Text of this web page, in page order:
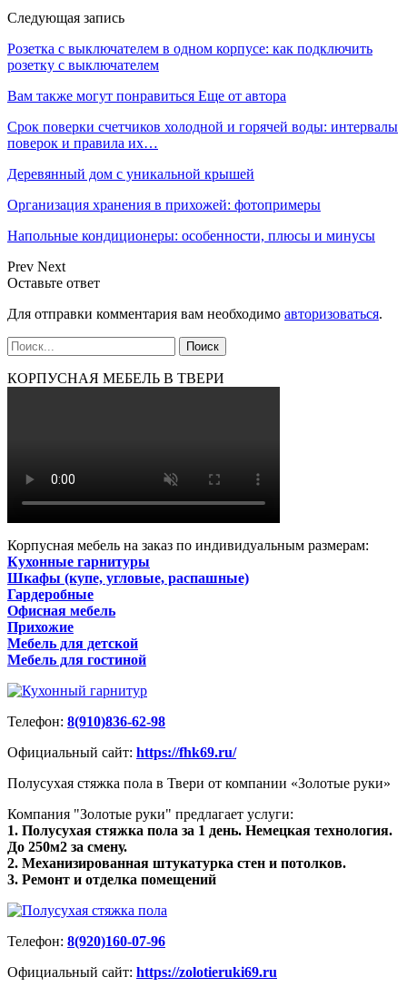
Следующая запись
Розетка с выключателем в одном корпусе: как подключить
розетку с выключателем
Вам также могут понравиться Еще от автора
Срок поверки счетчиков холодной и горячей воды: интервалы
поверок и правила их…
Деревянный дом с уникальной крышей
Организация хранения в прихожей: фотопримеры
Напольные кондиционеры: особенности, плюсы и минусы
Prev Next
Оставьте ответ
Для отправки комментария вам необходимо авторизоваться.
КОРПУСНАЯ МЕБЕЛЬ В ТВЕРИ
Корпусная мебель на заказ по индивидуальным размерам:
Кухонные гарнитуры
Шкафы (купе, угловые, распашные)
Гардеробные
Офисная мебель
Прихожие
Мебель для детской
Мебель для гостиной
Телефон: 8(910)836-62-98
Официальный сайт: https://fhk69.ru/
Полусухая стяжка пола в Твери от компании «Золотые руки»
Компания "Золотые руки" предлагает услуги:
1. Полусухая стяжка пола за 1 день. Немецкая технология.
До 250м2 за смену.
2. Механизированная штукатурка стен и потолков.
3. Ремонт и отделка помещений
Телефон: 8(920)160-07-96
Официальный сайт: https://zolotieruki69.ru